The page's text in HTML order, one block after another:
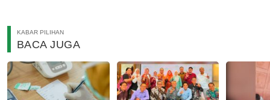
KABAR PILIHAN
BACA JUGA